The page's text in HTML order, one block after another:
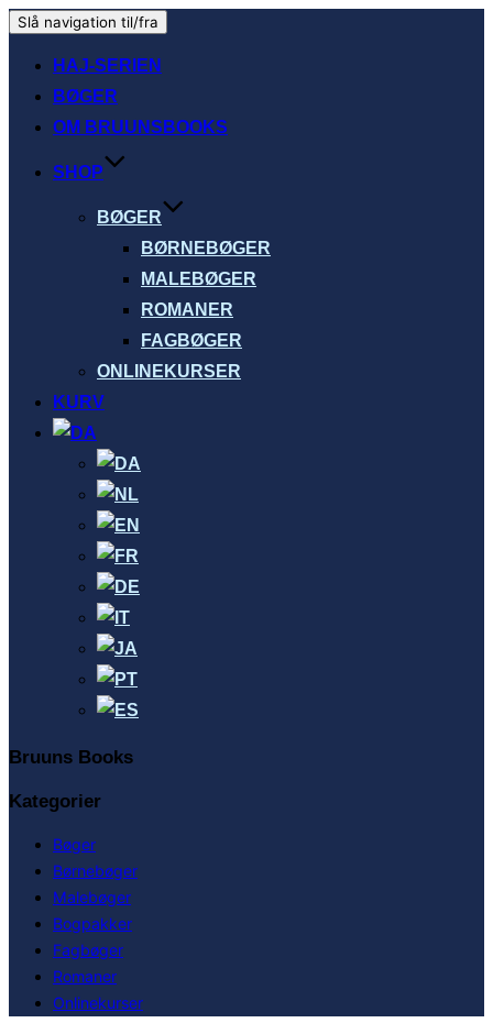
Slå navigation til/fra
HAJ-SERIEN
BØGER
OM BRUUNSBOOKS
SHOP
BØGER
BØRNEBØGER
MALEBØGER
ROMANER
FAGBØGER
ONLINEKURSER
KURV
Bruuns Books
Kategorier
Bøger
Børnebøger
Malebøger
Bogpakker
Fagbøger
Romaner
Onlinekurser